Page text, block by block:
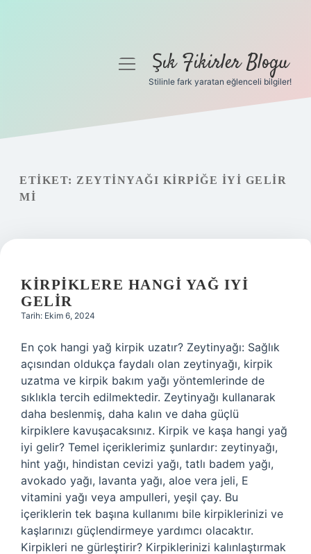
Gizlilik Politikası
Hakkımızda
menüyüŞık Fikirler Blogu
Stilinle fark yaratan eğlenceli bilgiler!
ETIKET: ZEYTINYAĞI KIRPIĞE IYI GELIR
MI
KIRPIKLERE HANGI YAĞ IYI
GELIR
Tarih: Ekim 6, 2024
En çok hangi yağ kirpik uzatır? Zeytinyağı: Sağlık
açısından oldukça faydalı olan zeytinyağı, kirpik
uzatma ve kirpik bakım yağı yöntemlerinde de
sıklıkla tercih edilmektedir. Zeytinyağı kullanarak
daha beslenmiş, daha kalın ve daha güçlü
kirpiklere kavuşacaksınız. Kirpik ve kaşa hangi yağ
iyi gelir? Temel içeriklerimiz şunlardır: zeytinyağı,
hint yağı, hindistan cevizi yağı, tatlı badem yağı,
avokado yağı, lavanta yağı, aloe vera jeli, E
vitamini yağı veya ampulleri, yeşil çay. Bu
içeriklerin tek başına kullanımı bile kirpiklerinizi ve
kaşlarınızı güçlendirmeye yardımcı olacaktır.
Kirpikleri ne gürleştirir? Kirpiklerinizi kalınlaştırmak